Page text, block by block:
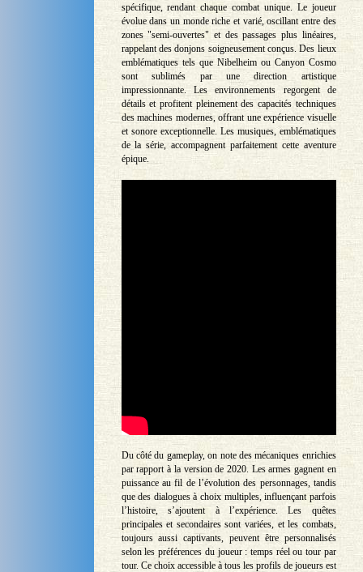
spécifique, rendant chaque combat unique. Le joueur
évolue dans un monde riche et varié, oscillant entre des
zones "semi-ouvertes" et des passages plus linéaires,
rappelant des donjons soigneusement conçus. Des lieux
emblématiques tels que Nibelheim ou Canyon Cosmo
sont sublimés par une direction artistique
impressionnante. Les environnements regorgent de
détails et profitent pleinement des capacités techniques
des machines modernes, offrant une expérience visuelle
et sonore exceptionnelle. Les musiques, emblématiques
de la série, accompagnent parfaitement cette aventure
épique.
Du côté du gameplay, on note des mécaniques enrichies
par rapport à la version de 2020. Les armes gagnent en
puissance au fil de l’évolution des personnages, tandis
que des dialogues à choix multiples, influençant parfois
l’histoire, s’ajoutent à l’expérience. Les quêtes
principales et secondaires sont variées, et les combats,
toujours aussi captivants, peuvent être personnalisés
selon les préférences du joueur : temps réel ou tour par
tour. Ce choix accessible à tous les profils de joueurs est